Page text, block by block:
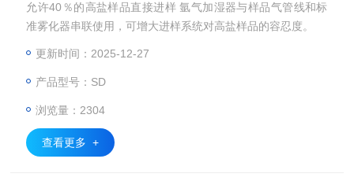
允许40％的高盐样品直接进样 氩气加湿器与样品气管线和标
准雾化器串联使用，可增大进样系统对高盐样品的容忍度。
更新时间：2025-12-27
产品型号：SD
浏览量：2304
查看更多 +